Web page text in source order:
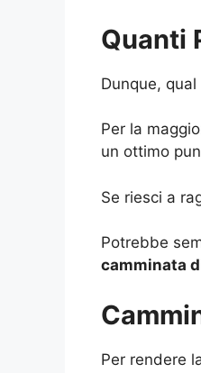
Quanti
Dunque, qual
Per la
un ottimo
Se riesci a
Potrebbe
camminata
Per rendere